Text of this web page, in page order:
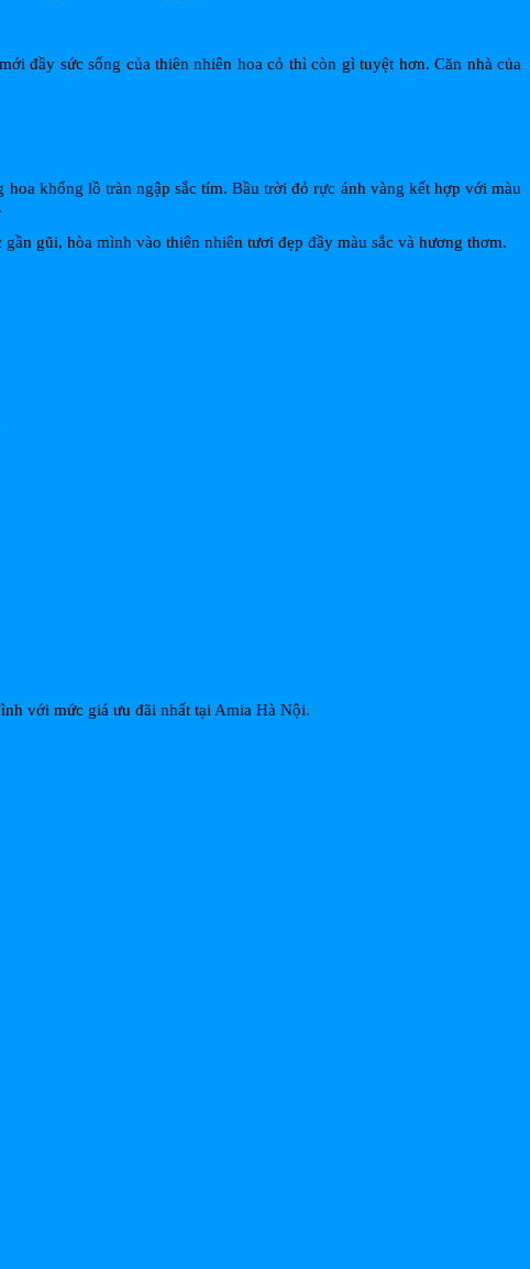
đầy sức sống của thiên nhiên hoa cỏ thì còn gì tuyệt hơn. Căn nhà của
khổng lồ tràn ngập sắc tím. Bầu trời đỏ rực ánh vàng kết hợp với màu
gũi, hòa mình vào thiên nhiên tươi đẹp đầy màu sắc và hương thơm.
với mức giá ưu đãi nhất tại Amia Hà Nội.